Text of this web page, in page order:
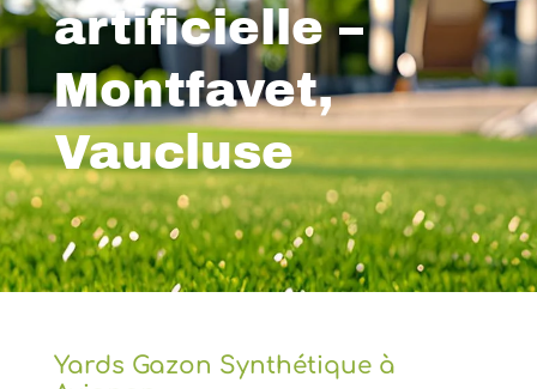
artificielle –
Montfavet,
Vaucluse
Yards Gazon Synthétique à